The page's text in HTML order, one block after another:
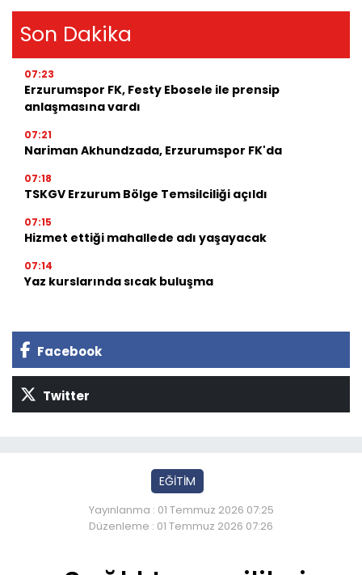
Son Dakika
07:23
Erzurumspor FK, Festy Ebosele ile prensip
anlaşmasına vardı
07:21
Nariman Akhundzada, Erzurumspor FK'da
07:18
TSKGV Erzurum Bölge Temsilciliği açıldı
07:15
Hizmet ettiği mahallede adı yaşayacak
07:14
Yaz kurslarında sıcak buluşma
Facebook
Twitter
EĞİTİM
Yayınlanma : 01 Temmuz 2026 07:25
Düzenleme : 01 Temmuz 2026 07:26